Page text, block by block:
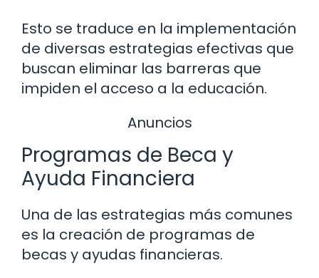
Esto se traduce en la implementación
de diversas estrategias efectivas que
buscan eliminar las barreras que
impiden el acceso a la educación.
Anuncios
Programas de Beca y
Ayuda Financiera
Una de las estrategias más comunes
es la creación de programas de
becas y ayudas financieras.